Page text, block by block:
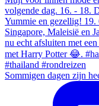
Sommigen dagen zijn